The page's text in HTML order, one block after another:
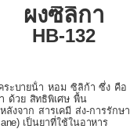
ผงซิลิกา
HB-132
ระบายน้ํา หอม ซิลิก้า ซึ่ง คือ
ด้วย สิทธิพิเศษ พื้น
หลังจาก สารเคมี ส่ง-การรักษา
เป็นยาที่ใช้ในอาหาร